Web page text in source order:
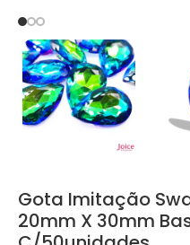
Gota Imitação
20mm X 30mm